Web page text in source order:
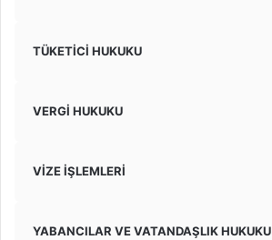
TÜKETİCİ HUKUKU
VERGİ HUKUKU
VİZE İŞLEMLERİ
YABANCILAR VE VATANDAŞLIK HUKUKU